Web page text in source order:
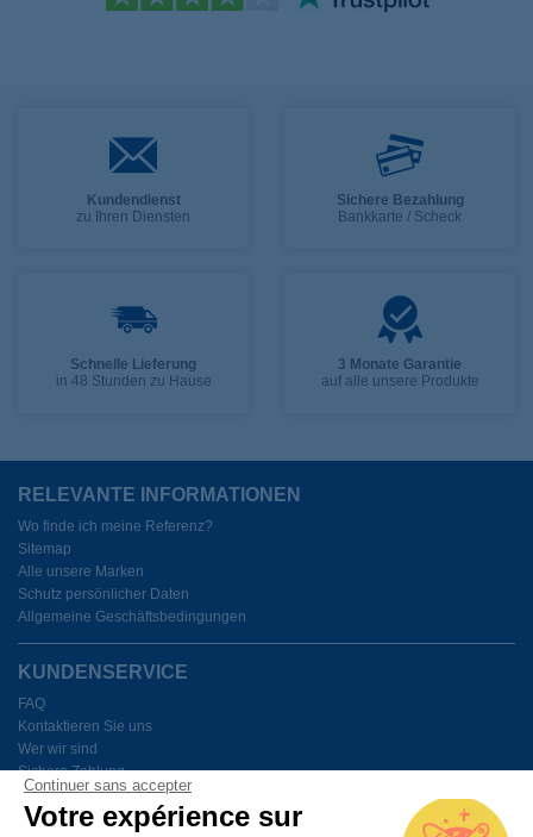
Continuer sans accepter
Votre expérience sur
Kundendienst
zu Ihren Diensten
Sichere Bezahlung
Bankkarte / Scheck
Schnelle Lieferung
in 48 Stunden zu Hause
3 Monate Garantie
auf alle unsere Produkte
RELEVANTE INFORMATIONEN
Wo finde ich meine Referenz?
Sitemap
Alle unsere Marken
Schutz persönlicher Daten
Allgemeine Geschäftsbedingungen
KUNDENSERVICE
FAQ
Kontaktieren Sie uns
Wer wir sind
Sichere Zahlung
Meine Cookies verwalten